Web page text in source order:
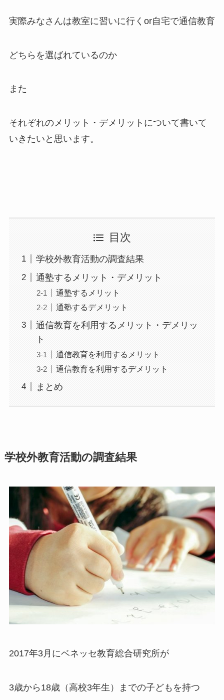
実際みなさんは教室に習いに行くor自宅で通信教育
どちらを選ばれているのか
また
それぞれのメリット・デメリットについて書いて
いきたいと思います。
目次
学校外教育活動の調査結果
通塾するメリット・デメリット
通塾するメリット
通塾するデメリット
通信教育を利用するメリット・デメリッ
ト
通信教育を利用するメリット
通信教育を利用するデメリット
まとめ
学校外教育活動の調査結果
2017年3月にベネッセ教育総合研究所が
3歳から18歳（高校3年生）までの子どもを持つ